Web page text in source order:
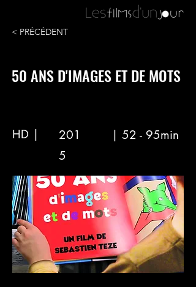
< PRÉCÉDENT
50 ANS D'IMAGES ET DE MOTS
HD |
201
5
| 52 - 95min